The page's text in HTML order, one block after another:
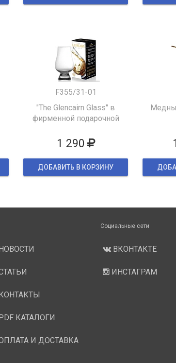
F355/31-01
"The Glencairn Glass" в
фирменной подарочной
1 290
ДОБАВИТЬ В КОРЗИНУ
КАТАЛОГИ
И ДОСТАВКА
Социальные сети
ВКОНТАКТЕ
ИНСТАГРАМ